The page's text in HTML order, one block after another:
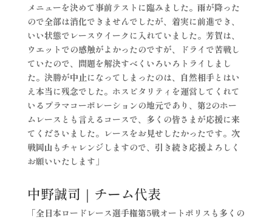
メニューを決めて事前テストに臨みました。雨が降った
ので全部は消化できませんでしたが、着実に前進でき、
いい状態でレースウイークに入れていました。芳賀は、
ウエットでの感触がよかったのですが、ドライで苦戦し
ていたので、問題を解決すべくいろいろトライしまし
た。決勝が中止になってしまったのは、自然相手とはい
え本当に残念でした。ホスピタリティを運営してくれて
いるプラマコーポレーションの地元であり、第2のホー
ムレースとも言えるコースで、多くの皆さまが応援に来
てくださいました。レースをお見せしたかったです。次
戦岡山もチャレンジしますので、引き続き応援よろしく
お願いいたします」
中野誠司｜チーム代表
「全日本ロードレース選手権第5戦オートポリスも多くの